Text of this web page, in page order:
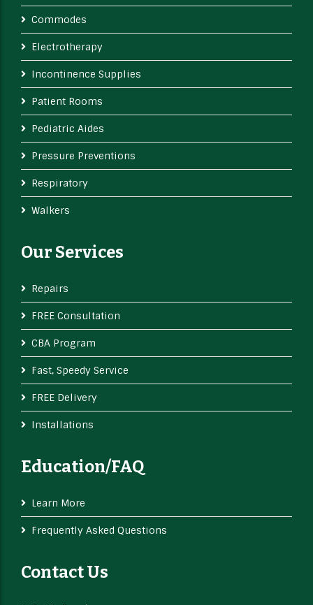
Commodes
Electrotherapy
Incontinence Supplies
Patient Rooms
Pediatric Aides
Pressure Preventions
Respiratory
Walkers
Our Services
Repairs
FREE Consultation
CBA Program
Fast, Speedy Service
FREE Delivery
Installations
Education/FAQ
Learn More
Frequently Asked Questions
Contact Us